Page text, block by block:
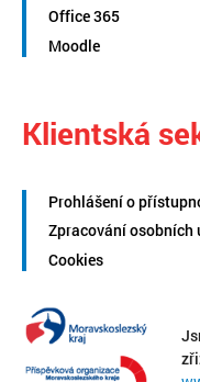
Office 365
Moodle
Klientská
Prohlášení o
Zpracování osobních
Cookies